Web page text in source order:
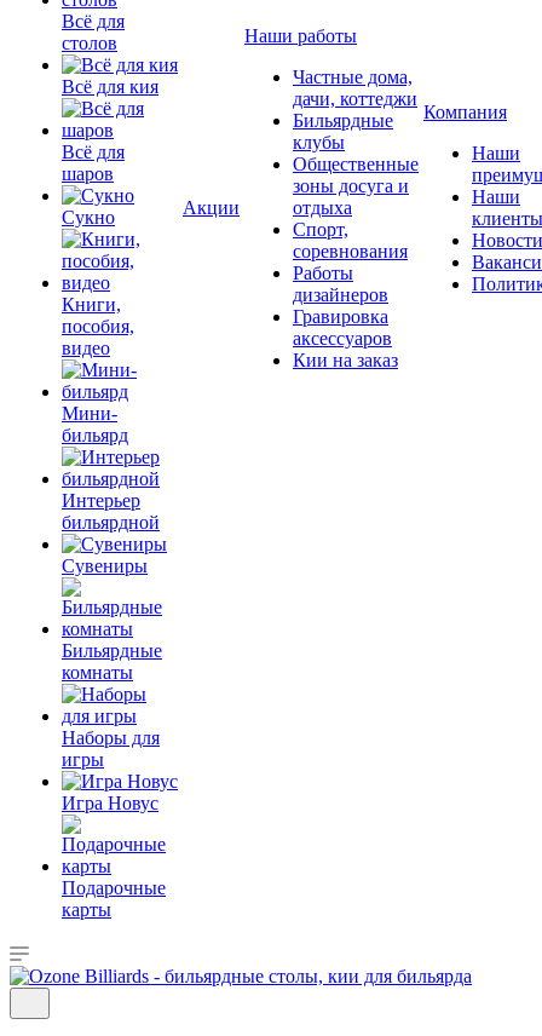
Всё для
столов
Всё для кия
Всё для
шаров
Сукно
Книги,
пособия,
видео
Мини-
бильярд
Интерьер
бильярдной
Сувениры
Бильярдные
комнаты
Наборы для
игры
Игра Новус
Подарочные
карты
Акции
Наши работы
Частные дома,
дачи, коттеджи
Бильярдные
клубы
Общественные
зоны досуга и
отдыха
Спорт,
соревнования
Работы
дизайнеров
Гравировка
аксессуаров
Кии на заказ
Компания
Наши
Наши
клиенты
Новости